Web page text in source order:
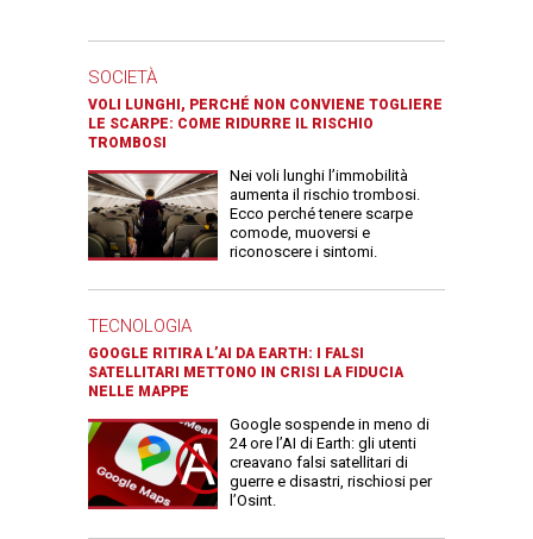
SOCIETÀ
VOLI LUNGHI, PERCHÉ NON CONVIENE TOGLIERE
LE SCARPE: COME RIDURRE IL RISCHIO
TROMBOSI
Nei voli lunghi l’immobilità
aumenta il rischio trombosi.
Ecco perché tenere scarpe
comode, muoversi e
riconoscere i sintomi.
TECNOLOGIA
GOOGLE RITIRA L’AI DA EARTH: I FALSI
SATELLITARI METTONO IN CRISI LA FIDUCIA
NELLE MAPPE
Google sospende in meno di
24 ore l’AI di Earth: gli utenti
creavano falsi satellitari di
guerre e disastri, rischiosi per
l’Osint.